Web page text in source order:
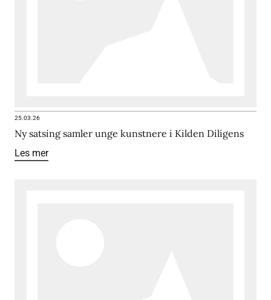
25.03.26
Ny satsing samler unge kunstnere i Kilden Diligens
Les mer